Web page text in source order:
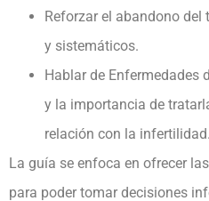
Reforzar el abandono del
y sistemáticos.
Hablar de Enfermedades
y la importancia de
relación con la infertilidad.
La guía se enfoca en ofrecer
para poder tomar decisiones